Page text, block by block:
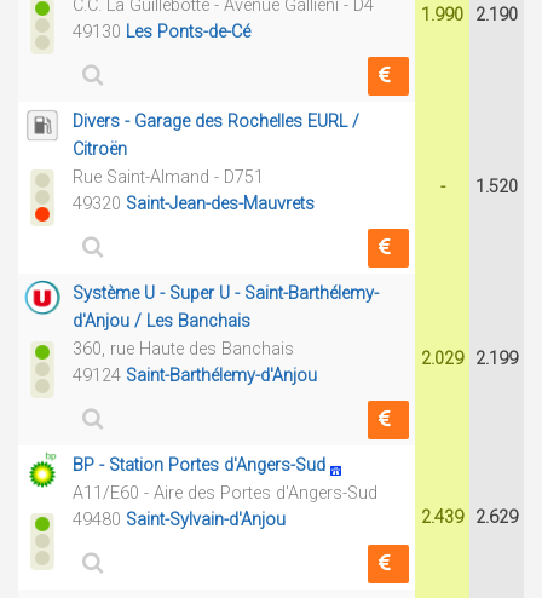
C.C. La Guillebotte - Avenue Gallieni - D4
49130 Les Ponts-de-Cé
1.990 2.190
Divers - Garage des Rochelles EURL /
Citroën
Rue Saint-Almand - D751
49320 Saint-Jean-des-Mauvrets
- 1.520
Système U - Super U - Saint-Barthélemy-
d'Anjou / Les Banchais
360, rue Haute des Banchais
49124 Saint-Barthélemy-d'Anjou
2.029 2.199
BP - Station Portes d'Angers-Sud
A11/E60 - Aire des Portes d'Angers-Sud
49480 Saint-Sylvain-d'Anjou 2.439 2.629